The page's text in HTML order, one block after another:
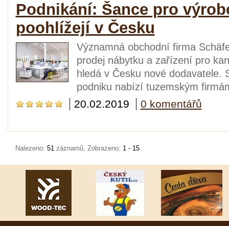
Podnikání: Šance pro
poohlížejí v Česku
Významná obchodní firma
prodej nábytku a zařízení pro
hledá v Česku nové dodavatele.
podniku nabízí tuzemským
20.02.2019 0 komentářů
Nalezeno: 51 záznamů, Zobrazeno: 1 - 15